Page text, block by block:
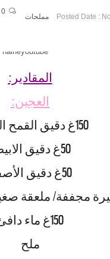
Posted Date : مملحات
0
المقادير:
العجين:
150غ دقيق القمح الكامل
50غ دقيق الابيض
50غ دقيق الأصفر
150غ ماء دافئ
ملح